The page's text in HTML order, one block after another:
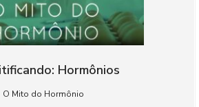
Hormônios
O Mito do Hormônio